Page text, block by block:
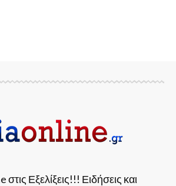
στις Εξελίξεις!!! Ειδήσεις και